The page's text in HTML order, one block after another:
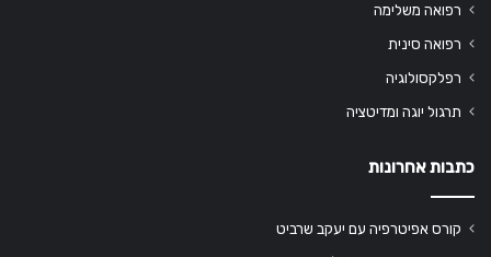
רפואה משלימה
רפואה סינית
רפלקסולוגיה
תרגול יוגה ומדיטציה
כתבות אחרונות
קורס אפיטרפיה עם יעקב שרביט